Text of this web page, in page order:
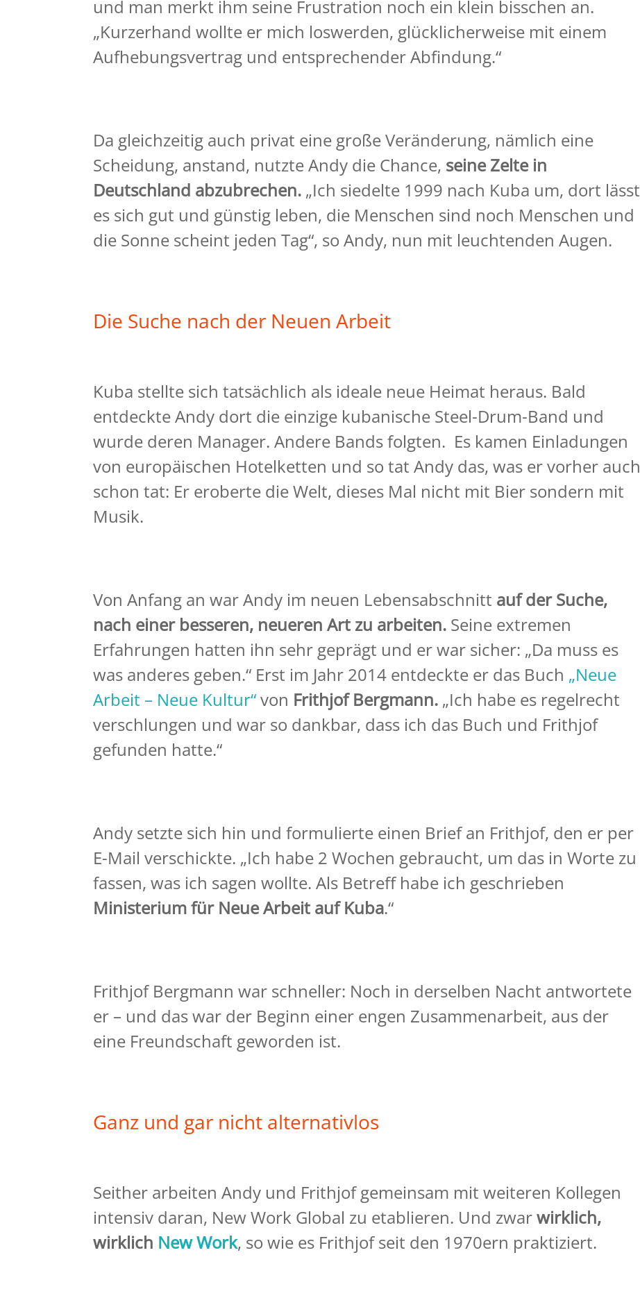
und man merkt ihm seine Frustration noch ein klein bisschen an.
„Kurzerhand wollte er mich loswerden, glücklicherweise mit einem
Aufhebungsvertrag und entsprechender Abfindung.“
Da gleichzeitig auch privat eine große Veränderung, nämlich eine
Scheidung, anstand, nutzte Andy die Chance, seine Zelte in
Deutschland abzubrechen. „Ich siedelte 1999 nach Kuba um, dort lässt
es sich gut und günstig leben, die Menschen sind noch Menschen und
die Sonne scheint jeden Tag“, so Andy, nun mit leuchtenden Augen.
Die Suche nach der Neuen Arbeit
Kuba stellte sich tatsächlich als ideale neue Heimat heraus. Bald
entdeckte Andy dort die einzige kubanische Steel-Drum-Band und
wurde deren Manager. Andere Bands folgten. Es kamen Einladungen
von europäischen Hotelketten und so tat Andy das, was er vorher auch
schon tat: Er eroberte die Welt, dieses Mal nicht mit Bier sondern mit
Musik.
Von Anfang an war Andy im neuen Lebensabschnitt auf der Suche,
nach einer besseren, neueren Art zu arbeiten. Seine extremen
Erfahrungen hatten ihn sehr geprägt und er war sicher: „Da muss es
was anderes geben.“ Erst im Jahr 2014 entdeckte er das Buch „Neue
Arbeit – Neue Kultur“von Frithjof Bergmann. „Ich habe es regelrecht
verschlungen und war so dankbar, dass ich das Buch und Frithjof
gefunden hatte.“
Andy setzte sich hin und formulierte einen Brief an Frithjof, den er per
E-Mail verschickte. „Ich habe 2 Wochen gebraucht, um das in Worte zu
fassen, was ich sagen wollte. Als Betreff habe ich geschrieben
Ministerium für Neue Arbeit auf Kuba.“
Frithjof Bergmann war schneller: Noch in derselben Nacht antwortete
er – und das war der Beginn einer engen Zusammenarbeit, aus der
eine Freundschaft geworden ist.
Ganz und gar nicht alternativlos
Seither arbeiten Andy und Frithjof gemeinsam mit weiteren Kollegen
intensiv daran, New Work Global zu etablieren. Und zwarwirklich,
wirklich New Work, so wie es Frithjof seit den 1970ern praktiziert.